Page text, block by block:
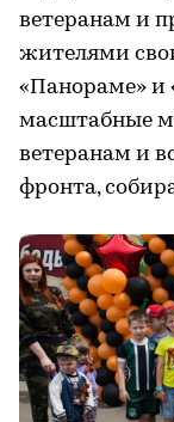
ветеранам и
жителями
«Панораме» и
масштабные
ветеранам и
фронта,